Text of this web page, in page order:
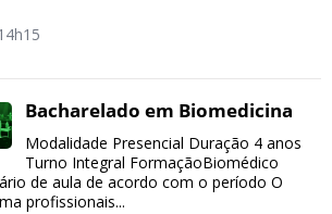
Bacharelado em Biomedicina
Modalidade Presencial Duração 4 anos
Turno Integral FormaçãoBiomédico
de aula de acordo com o período O
profissionais...